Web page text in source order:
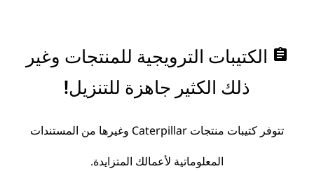
assignment الكتيبات الترويجية للمنتجات وغير
ذلك الكثير جاهزة للتنزيل!
تتوفر كتيبات منتجات Caterpillar وغيرها من المستندات
المعلوماتية لأعمالك المتزايدة.